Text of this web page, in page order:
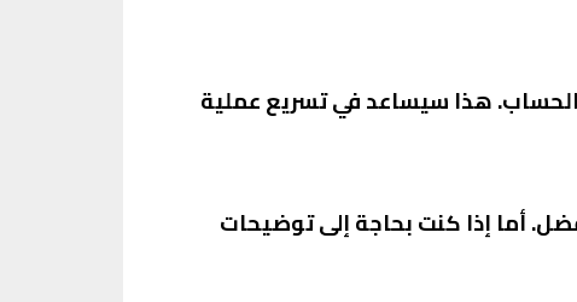
هذا سيساعد في تسريع عملية
أما إذا كنت بحاجة إلى توضيحات